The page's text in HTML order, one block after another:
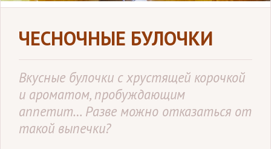
ЧЕСНОЧНЫЕ БУЛОЧКИ
Вкусные булочки с хрустящей корочкой
и ароматом, пробуждающим
аппетит… Разве можно отказаться от
такой выпечки?